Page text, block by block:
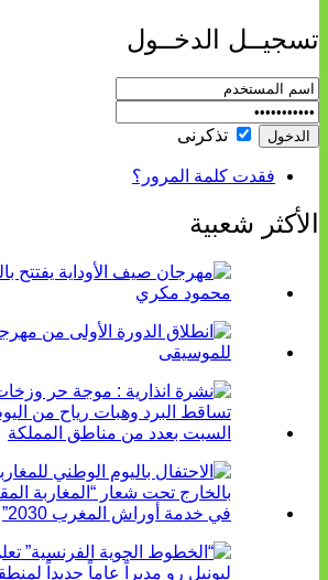
تسجيــل الدخــول
تذكرنى
فقدت كلمة المرور؟
الأكثر شعبية